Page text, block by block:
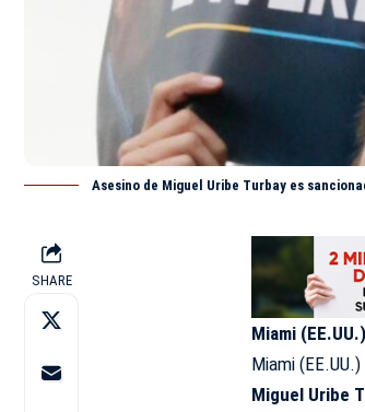
Asesino de Miguel Uribe Turbay es
SHARE
Miami
Miami
Miguel Uribe